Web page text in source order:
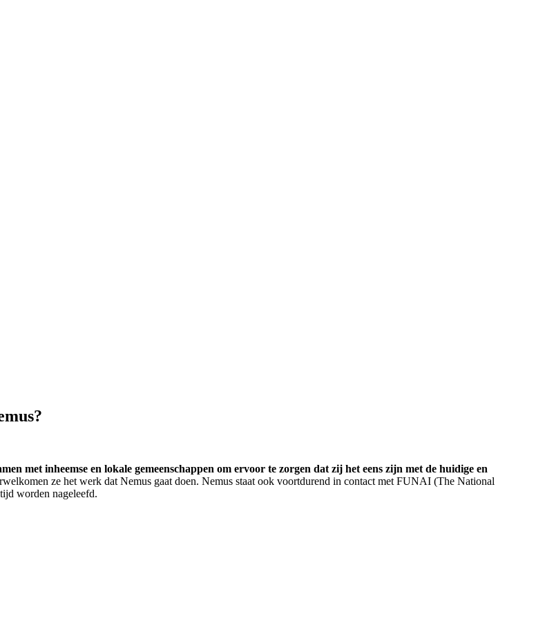
met inheemse en lokale gemeenschappen om ervoor te zorgen dat zij het eens zijn met de huidige en
ze het werk dat Nemus gaat doen. Nemus staat ook voortdurend in contact met FUNAI (The National
worden nageleefd.